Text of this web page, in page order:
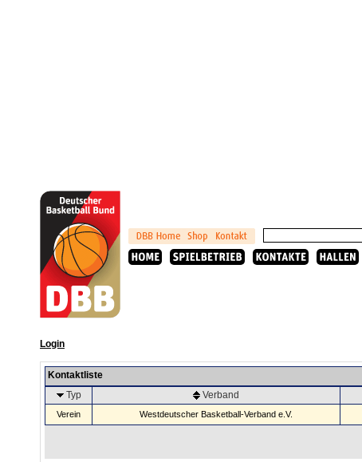
Login
Kontaktliste
Typ
Verband
Verein Westdeutscher Basketball-Verband e.V.